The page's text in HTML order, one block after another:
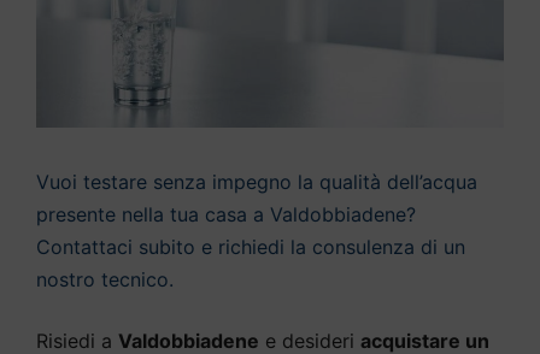
Vuoi testare senza impegno la qualità dell’acqua
presente nella tua casa a Valdobbiadene?
Contattaci subito e richiedi la consulenza di un
nostro tecnico.
Risiedi a Valdobbiadene e desideri acquistare un